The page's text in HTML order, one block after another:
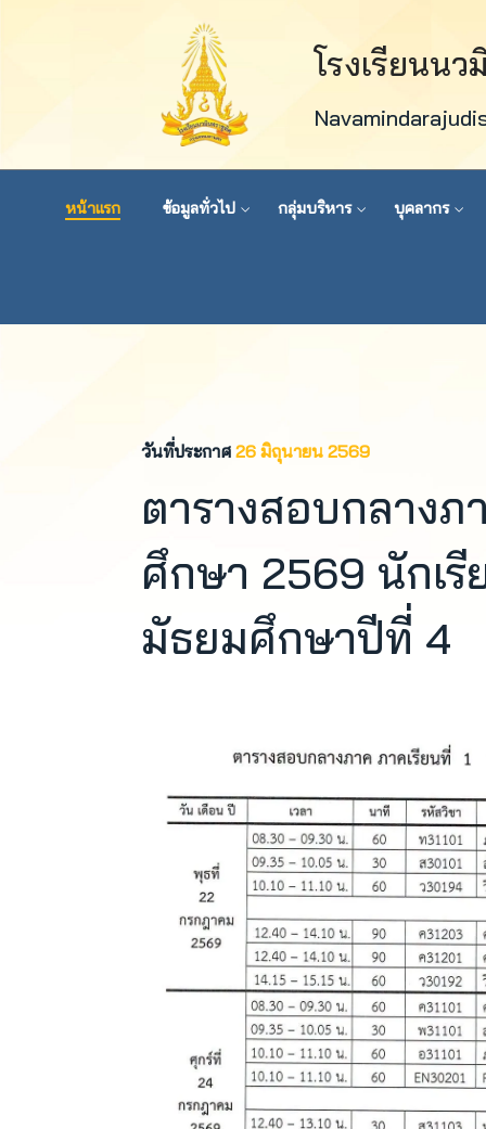
โรงเรียนน
หน้าแรก ข้อมูลทั่วไป กลุ่มบริหาร บุคลากร
วันที่ประกาศ 26 มิถุนายน 2569
ตารางสอบกลางภ
ศึกษา 2569 นักเ
มัธยมศึกษาปีที่ 4